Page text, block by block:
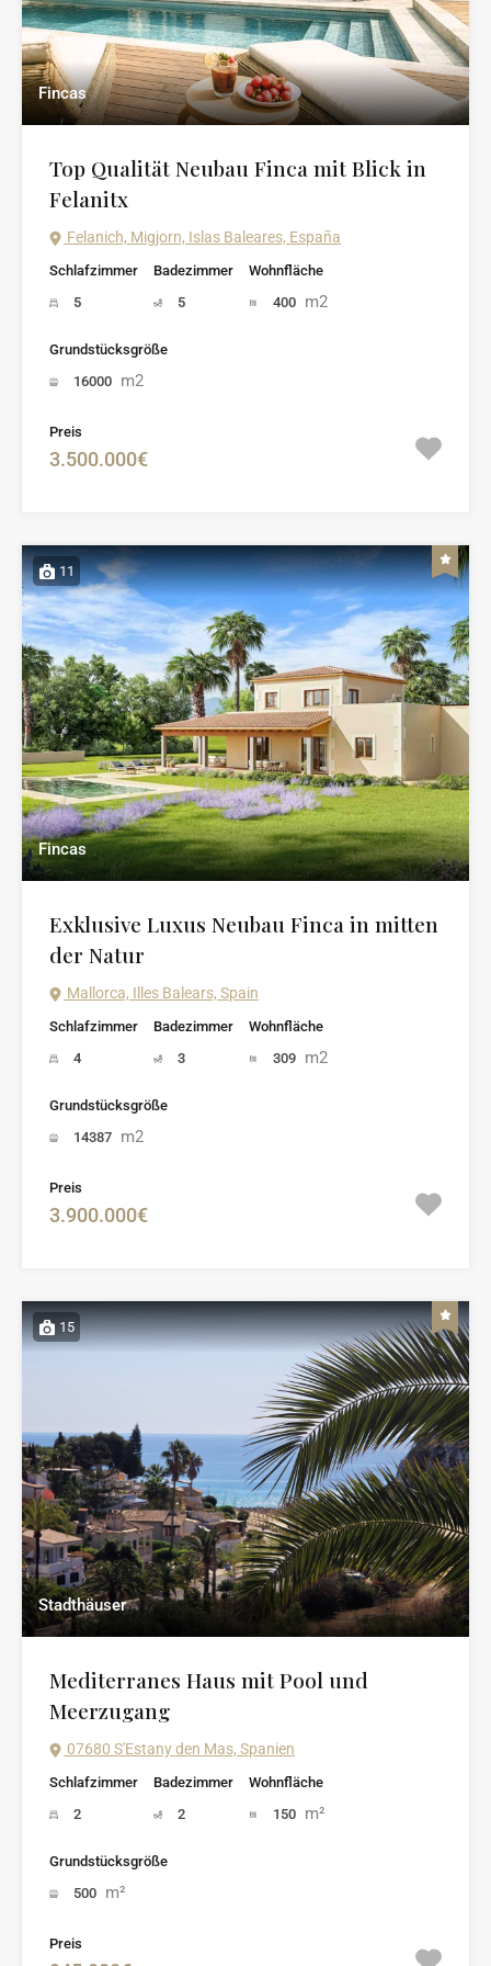
Fincas
Top Qualität Neubau Finca mit Blick in
Felanitx
Felanich, Migjorn, Islas Baleares, España
Schlafzimmer
5
Badezimmer
5
Wohnfläche
400 m2
Grundstücksgröße
16000 m2
Preis
3.500.000€
11
Fincas
Exklusive Luxus Neubau Finca in mitten
der Natur
Mallorca, Illes Balears, Spain
Schlafzimmer
4
Badezimmer
3
Wohnfläche
309 m2
Grundstücksgröße
14387 m2
Preis
3.900.000€
15
Stadthäuser
Mediterranes Haus mit Pool und
Meerzugang
07680 S'Estany den Mas, Spanien
Schlafzimmer
2
Badezimmer
2
Wohnfläche
150 m²
Grundstücksgröße
500 m²
Preis